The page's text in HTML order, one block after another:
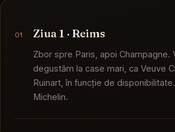
01 Ziua 1 · Reims
Zbor spre Paris, apoi Champagne.
degustăm la case mari, ca Veuve
Ruinart, în funcție de
Michelin.